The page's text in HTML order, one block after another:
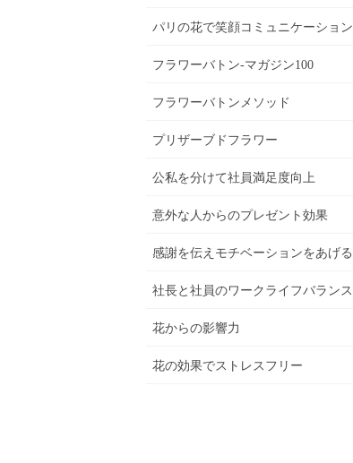
パリの花で笑顔コミュニケーション
フラワーバトン-マガジン100
フラワーバトンメソッド
プリザーブドフラワー
公私を分けて社員満足度向上
意外な人からのプレゼント効果
感謝を伝えモチベーションをあげる
社長と社員のワークライフバランス
花からの影響力
花の効果でストレスフリー